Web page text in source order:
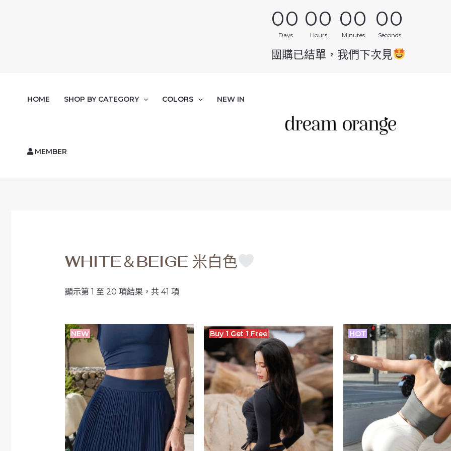
00
Days
00
Hours
00
Minutes
00
Seconds
團購已結單，我們下次見
HOME SHOP BY CATEGORY COLORS NEW IN
MEMBER
WHITE＆BEIGE 米白色
顯示第 1 至 20 項結果，共 41 項
NEW Buy 1 Get 1 Free HOT